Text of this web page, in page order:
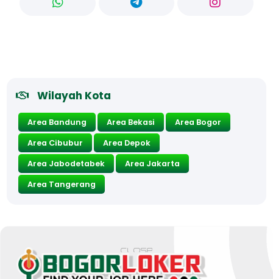
Wilayah Kota
Area Bandung Area Bekasi
Area Bogor
Area Cibubur
Area Depok
Area Jabodetabek
Area Jakarta
Area Tangerang